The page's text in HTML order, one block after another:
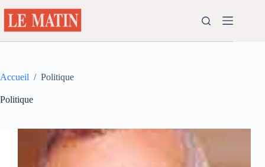
au
contenu
Accueil / Politique
Politique